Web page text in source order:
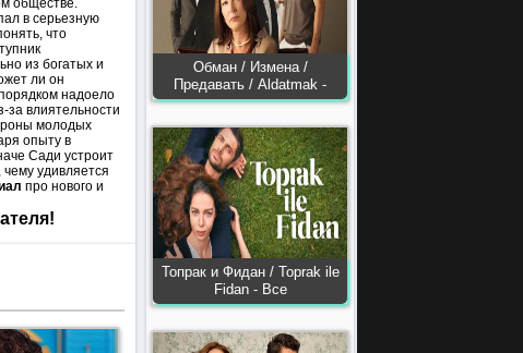
Обман / Измена /
Предавать / Aldatmak -
Топрак и Фидан / Toprak ile
Fidan - Все
обществе.
в серьезную
что
из богатых и
ли он
надоело
за влиятельности
молодых
опыту в
Сади устроит
удивляется
про нового и